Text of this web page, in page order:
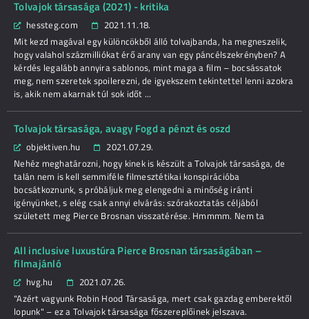
Tolvajok társasága (2021) - kritika
hessteg.com
2021.11.18.
Mit kezd magával egy különcökből álló tolvajbanda, ha megneszelik,
hogy valahol százmilliókat érő arany van egy páncélszekrényben? A
kérdés legalább annyira sablonos, mint maga a film – bocsássatok
meg, nem szeretek spoilerezni, de igyekszem tekintettel lenni azokra
is, akik nem akarnak túl sok időt ...
Tolvajok társasága, avagy Fogd a pénzt és oszd
objektiven.hu
2021.07.29.
Nehéz meghatározni, hogy kinek is készült a Tolvajok társasága, de
talán nem is kell semmiféle filmesztétikai konspirációba
bocsátkoznunk, s próbáljuk meg elengedni a minőség iránti
igényünket, s elég csak annyi elvárás: szórakoztatás céljából
született meg Pierce Brosnan visszatérése. Hmmmm. Nem ta
All inclusive luxustúra Pierce Brosnan társaságában –
filmajánló
hvg.hu
2021.07.26.
"Azért vagyunk Robin Hood Társasága, mert csak gazdag emberektől
lopunk" – ez a Tolvajok társasága főszereplőinek jelszava.